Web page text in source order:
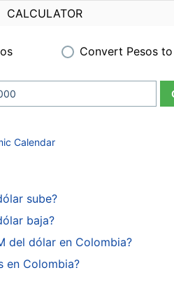
CALCULATOR
Convert Pesos
Calendar
sube?
baja?
del dólar en Colombia?
en Colombia?